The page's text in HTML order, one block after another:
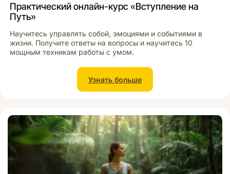
Практический онлайн-курс «Вступление на
Путь»
Hаучитесь управлять собой, эмоциями и событиями в
жизни. Получите ответы на вопросы и научитесь 10
мощным техникам работы с умом.
Узнать больше